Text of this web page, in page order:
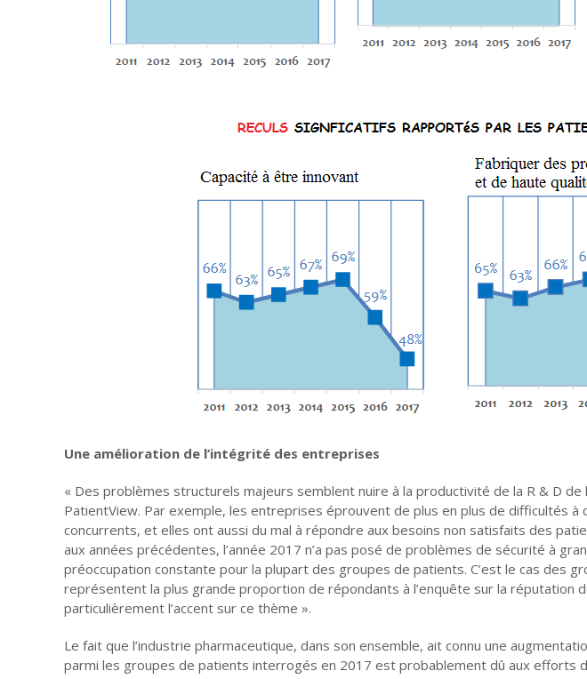
Une amélioration de l’intégrité des entreprises
« Des problèmes structurels majeurs semblent nuire à la productivité de la R & D de
PatientView. Par exemple, les entreprises éprouvent de plus en plus de difficultés
concurrents, et elles ont aussi du mal à répondre aux besoins non satisfaits des
aux années précédentes, l’année 2017 n’a pas posé de problèmes de sécurité à
préoccupation constante pour la plupart des groupes de patients. C’est le cas des
représentent la plus grande proportion de répondants à l’enquête sur la réputation
particulièrement l’accent sur ce thème ».
Le fait que l’industrie pharmaceutique, dans son ensemble, ait connu une
parmi les groupes de patients interrogés en 2017 est probablement dû aux efforts